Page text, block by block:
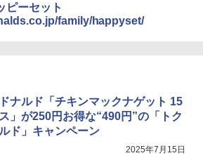
ピーセット
family/happyset/
ナルド「チキンマックナゲット 15
」が250円お得な“490円”の「トク
ド」キャンペーン
2025年7月15日